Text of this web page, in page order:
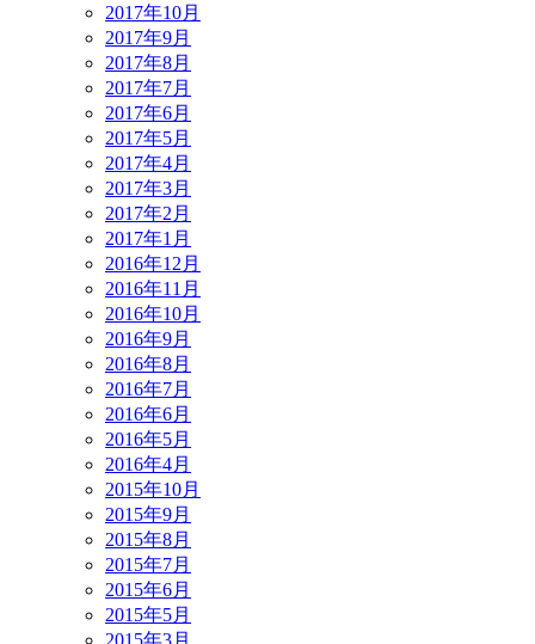
2017年10月
2017年9月
2017年8月
2017年7月
2017年6月
2017年5月
2017年4月
2017年3月
2017年2月
2017年1月
2016年12月
2016年11月
2016年10月
2016年9月
2016年8月
2016年7月
2016年6月
2016年5月
2016年4月
2015年10月
2015年9月
2015年8月
2015年7月
2015年6月
2015年5月